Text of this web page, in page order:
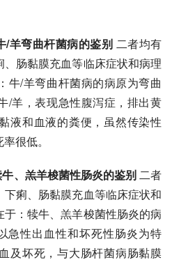
/羊弯曲杆菌病的鉴别 二者均有
肠黏膜充血等临床症状和病理
牛/羊弯曲杆菌病的病原为弯曲
/羊，表现急性腹泻症，排出黄
液和血液的粪便，虽然传染性
很低。
牛、羔羊梭菌性肠炎的鉴别 二者
痢、肠黏膜充血等临床症状和
：犊牛、羔羊梭菌性肠炎的病
急性出血性和坏死性肠炎为特
及坏死，与大肠杆菌病肠黏膜